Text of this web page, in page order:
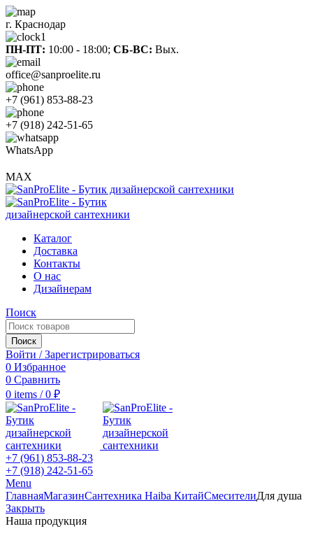
г. Краснодар
ПН-ПТ: 10:00 - 18:00; СБ-ВС: Вых.
office@sanproelite.ru
+7 (961) 853-88-23
+7 (918) 242-51-65
WhatsApp
MAX
Каталог
Доставка
Контакты
О нас
Дизайнерам
Поиск
Поиск
Войти / Зарегистрироваться
0 Избранное
0 Сравнить
0 items / 0 ₽
+7 (961) 853-88-23
+7 (918) 242-51-65
Menu
ГлавнаяМагазинСантехника Haiba КитайСмесителиДля душа
Закрыть
Наша продукция